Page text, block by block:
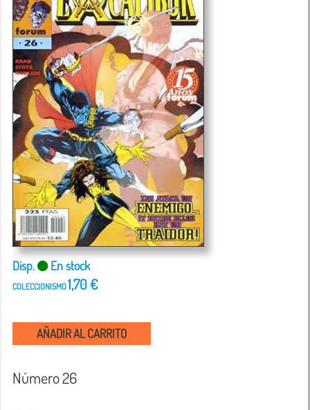
Disp. En stock
COLECCIONISMO1,70 €
AÑADIR AL CARRITO
Número 26